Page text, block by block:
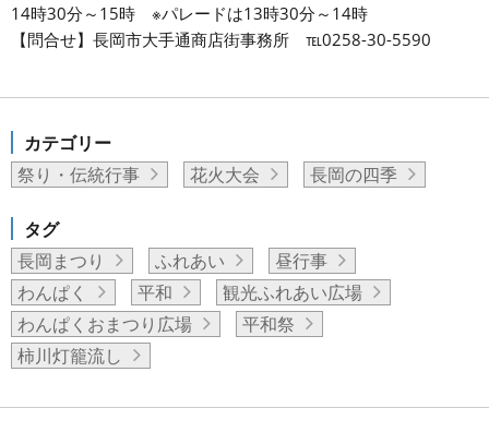
14時30分～15時 ※パレードは13時30分～14時
【問合せ】長岡市大手通商店街事務所 ℡0258-30-5590
カテゴリー
祭り・伝統行事
花火大会 長岡の四季
タグ
長岡まつり
ふれあい
昼行事
わんぱく
平和
観光ふれあい広場
わんぱくおまつり広場
平和祭
柿川灯籠流し